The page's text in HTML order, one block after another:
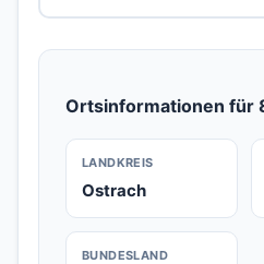
Ortsinformationen für
LANDKREIS
Ostrach
BUNDESLAND